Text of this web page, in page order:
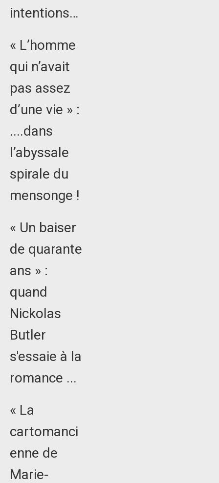
intentions…
« L’homme
qui n’avait
pas assez
d’une vie » :
....dans
l’abyssale
spirale du
mensonge !
« Un baiser
de quarante
ans » :
quand
Nickolas
Butler
s'essaie à la
romance ...
« La
cartomanci
enne de
Marie-